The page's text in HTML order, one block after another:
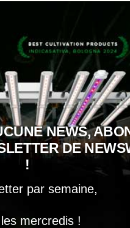
NEWS,
DE
!
par semaine,
mercredis !